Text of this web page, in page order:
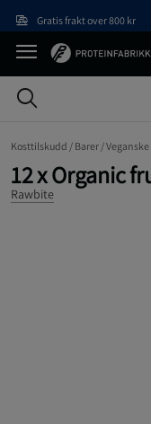
Gratis frakt over 800 kr
Kosttilskudd / Barer /
12 x Organic
Rawbite